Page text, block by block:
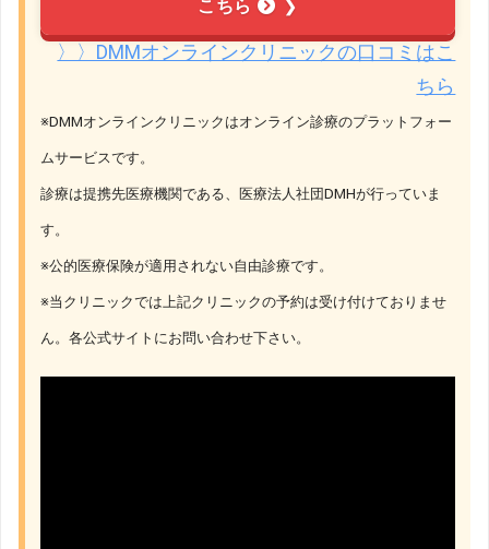
こちら
〉〉DMMオンラインクリニックの口コミはこ
ちら
※DMMオンラインクリニックはオンライン診療のプラットフォー
ムサービスです。
診療は提携先医療機関である、医療法人社団DMHが行っていま
す。
※公的医療保険が適用されない自由診療です。
※当クリニックでは上記クリニックの予約は受け付けておりませ
ん。各公式サイトにお問い合わせ下さい。